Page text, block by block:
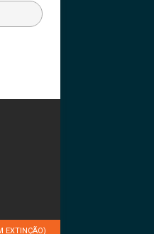
EXTINÇÃO)